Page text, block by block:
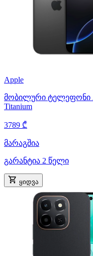
Apple
მობილური ტელეფონი
Titanium
3789 ₾
მარაგშია
გარანტია 2 წელი
ყიდვა